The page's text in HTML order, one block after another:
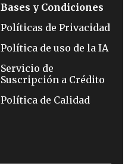
Bases y Condiciones
Políticas de Privacidad
Política de uso de la IA
Servicio de
Suscripción a Crédito
Política de Calidad